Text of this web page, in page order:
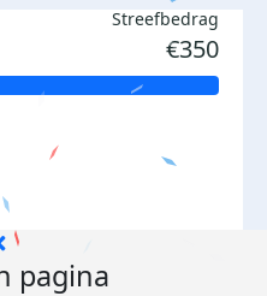
Streefbedrag
€350
pagina